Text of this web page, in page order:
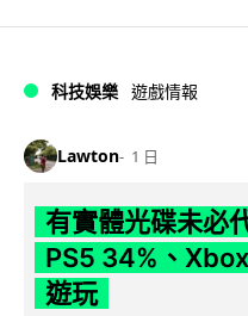
科技娛樂 遊戲情報
Lawton 1 日
有實體光碟未必
PS5 34%、
遊玩